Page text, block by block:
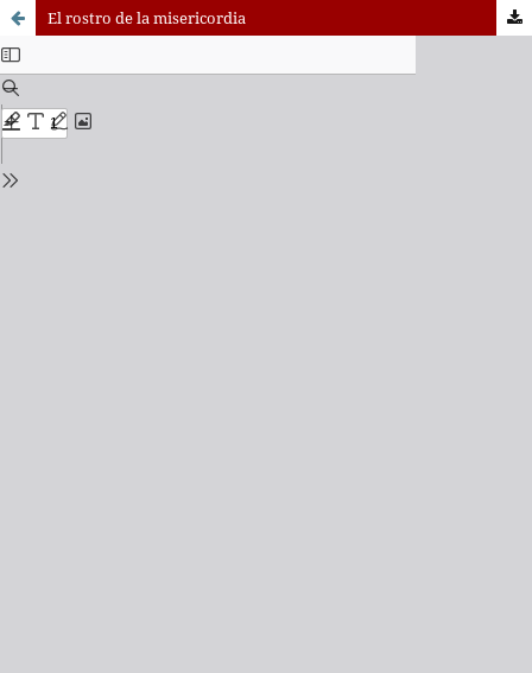
El rostro de la misericordia